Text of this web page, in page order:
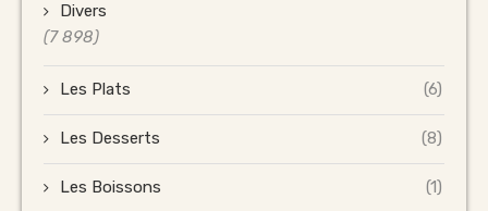
Divers
(7 898)
Les Plats (6)
Les Desserts (8)
Les Boissons (1)